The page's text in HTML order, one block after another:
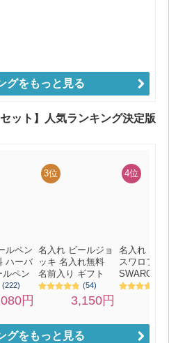
グをもっと見る
グをもっと見る